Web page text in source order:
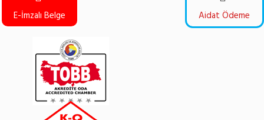
Aidat Ödeme
E-İmzalı Belge